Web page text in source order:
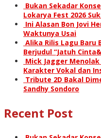
Bukan Sekadar
Lokarya Fest 2026
Ini Alasan Bon Jovi
Waktunya Usai
Alika Rilis Lagu Baru
Berjudul “Jatuh
Mick Jagger
Karakter Vokal dan
Tribute 2D Bakal
Sandhy Sondoro
Recent Post